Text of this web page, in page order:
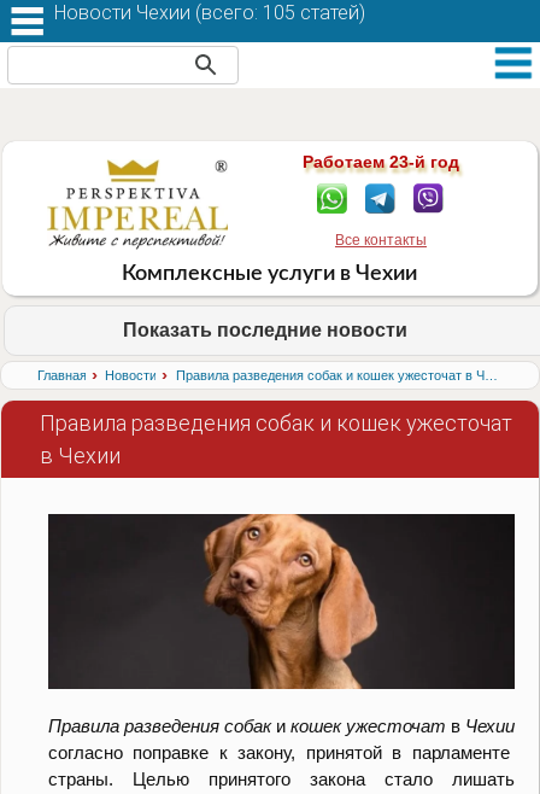
Работаем 23-й год
Все контакты
Комплексные услуги в Чехии
Показать последние новости
Главная › Новости › Правила разведения собак и кошек ужесточат в Чехии
Правила разведения собак и кошек ужесточат
в Чехии
Правила разведения собаки кошек ужесточат в Чехии
согласно поправке к закону, принятой в парламенте
страны. Целью принятого закона стало лишать
Новости Чехии (всего: 105 статей)